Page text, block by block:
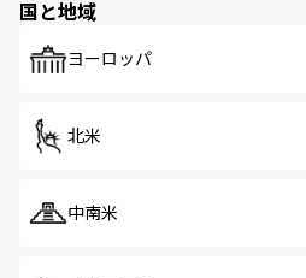
で、ホーカーズは地元の風
国と地域
ヨーロッパ
北米
中南米